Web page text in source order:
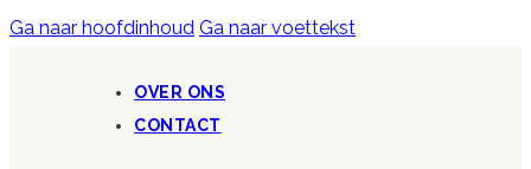
Ga naar hoofdinhoud Ga naar voettekst
OVER ONS
CONTACT